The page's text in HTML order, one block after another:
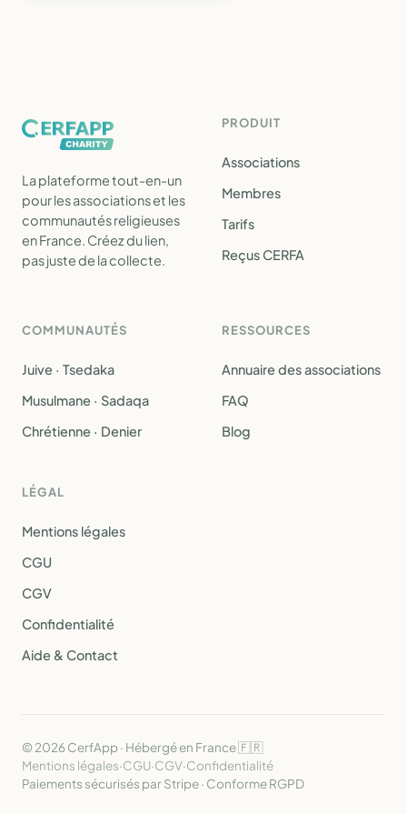
La plateforme tout-en-un
pour les associations et les
communautés religieuses
en France. Créez du lien,
pas juste de la collecte.
PRODUIT
Associations
Membres
Tarifs
Reçus CERFA
COMMUNAUTÉS
Juive · Tsedaka
Musulmane · Sadaqa
Chrétienne · Denier
RESSOURCES
Annuaire des associations
FAQ
Blog
LÉGAL
Mentions légales
CGU
CGV
Confidentialité
Aide & Contact
© 2026 CerfApp · Hébergé en France 🇫🇷
Mentions légales·CGU·CGV·Confidentialité
Paiements sécurisés par Stripe · Conforme RGPD